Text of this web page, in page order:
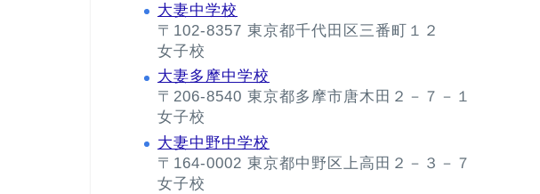
大妻中学校
〒102-8357 東京都千代田区三番町１２
女子校
大妻多摩中学校
〒206-8540 東京都多摩市唐木田２－７－１
女子校
大妻中野中学校
〒164-0002 東京都中野区上高田２－３－７
女子校